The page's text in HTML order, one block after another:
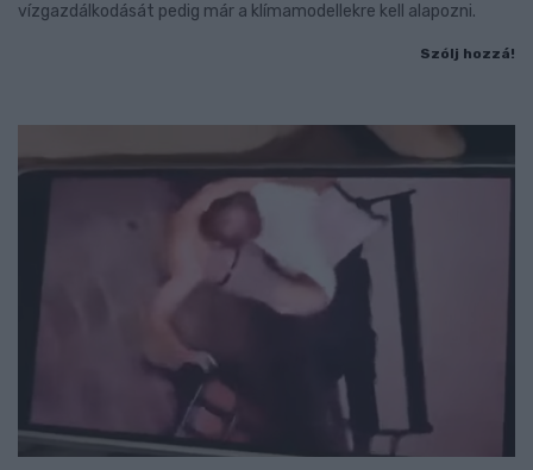
vízgazdálkodását pedig már a klímamodellekre kell alapozni.
Szólj hozzá!